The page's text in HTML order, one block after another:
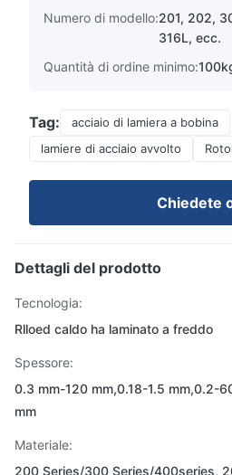
Numero di modello:201, 202,
316L, ecc.
Quantità di ordine minimo:
Tag:
acciaio di lamiera a bobina
lamiere di acciaio avvolto
Chiedete
Dettagli del prodotto
Tecnologia:
Rlloed caldo ha laminato a freddo
Spessore:
0.3 mm-120 mm,0.18-1.5 mm,0.2-
mm
Materiale:
200 Series/300 Series/400series,